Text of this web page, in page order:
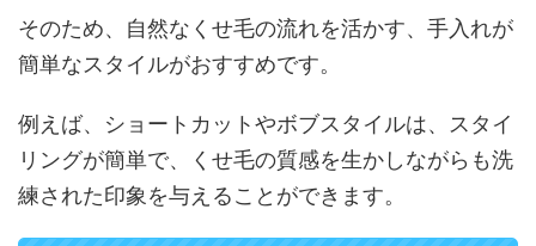
そのため、自然なくせ毛の流れを活かす、手入れが
簡単なスタイルがおすすめです。
例えば、ショートカットやボブスタイルは、スタイ
リングが簡単で、くせ毛の質感を生かしながらも洗
練された印象を与えることができます。